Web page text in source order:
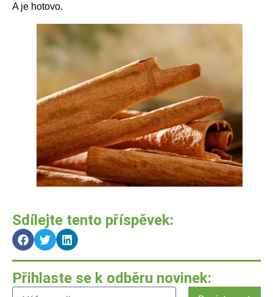
A je hotovo.
Sdílejte tento příspěvek:
Přihlaste se k odběru novinek: